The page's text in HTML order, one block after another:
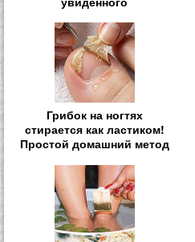
Грибок на ногтях
стирается как ластиком!
Простой домашний метод